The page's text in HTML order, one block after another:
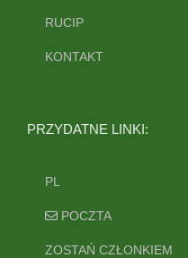
RUCIP
KONTAKT
PRZYDATNE LINKI:
PL
POCZTA
ZOSTAŃ CZŁONKIEM